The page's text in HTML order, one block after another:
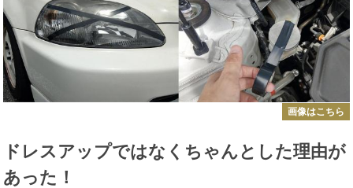
画像はこちら
ドレスアップではなくちゃんとした理由が
あった！